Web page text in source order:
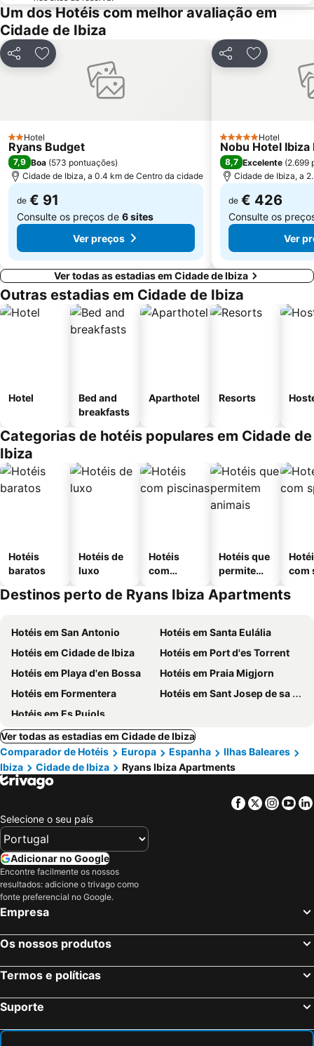
Es Cavallet
Cala San Vicente
La Punta
Puerto Deportivo Ibiza Nueva
Puerto Deportivo Marina Botafoch
Eivissa Medieval
Sant Francesc Xavier
Passeig Vara de Rey
Es Viver
Sa Blanca Dona
Um dos Hotéis com melhor avaliação em
Cidade de Ibiza
PartilharAdicionar aos favoritos
2 Estrelas
Hotel
Ryans Budget
7,9 Boa (573 pontuações)
Cidade de Ibiza, a 0.4 km de Centro da cidade
de € 91
Consulte os preços de 6 sites
Ver preços
PartilharAdicionar
5 EstrelasHotel
Nobu Hotel Ibiza
8,7 Excelente (2.699
Cidade de Ibiza, a
de € 426
Consulte os
Ver
Ver todas as estadias em Cidade de Ibiza
Outras estadias em Cidade de Ibiza
Hotel
Bed and
breakfasts
Aparthotel Resorts
Categorias de hotéis populares em Cidade de
Ibiza
Hotéis
baratos
Hotéis de
luxo
Hotéis
com
Hotéis que
permitem
com
Destinos perto de Ryans Ibiza Apartments
Hotéis em San Antonio
Hotéis em Santa Eulália
Hotéis em Cidade de Ibiza
Hotéis em Port d'es Torrent
Hotéis em Playa d'en Bossa
Hotéis em Praia Migjorn
Hotéis em Formentera
Hotéis em Sant Josep de sa Talaia
Hotéis em Es Pujols
Ver todas as estadias em Cidade de Ibiza
Comparador de Hotéis
Europa Espanha
Ilhas Baleares
Ibiza
Cidade de Ibiza Ryans Ibiza Apartments
Facebook
Twitter
Selecione o seu país
Adicionar no Google
Encontre facilmente os nossos
resultados: adicione o trivago como
fonte preferencial no Google.
Empresa
Os nossos produtos
Termos e políticas
Suporte